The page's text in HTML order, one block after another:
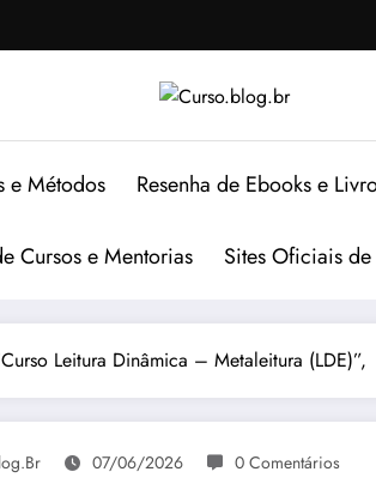
e Métodos Resenha de Ebooks e
Cursos e Mentorias Sites Oficiais
Leitura Dinâmica – Metaleitura (LDE)”,
07/06/2026 0 Comentários